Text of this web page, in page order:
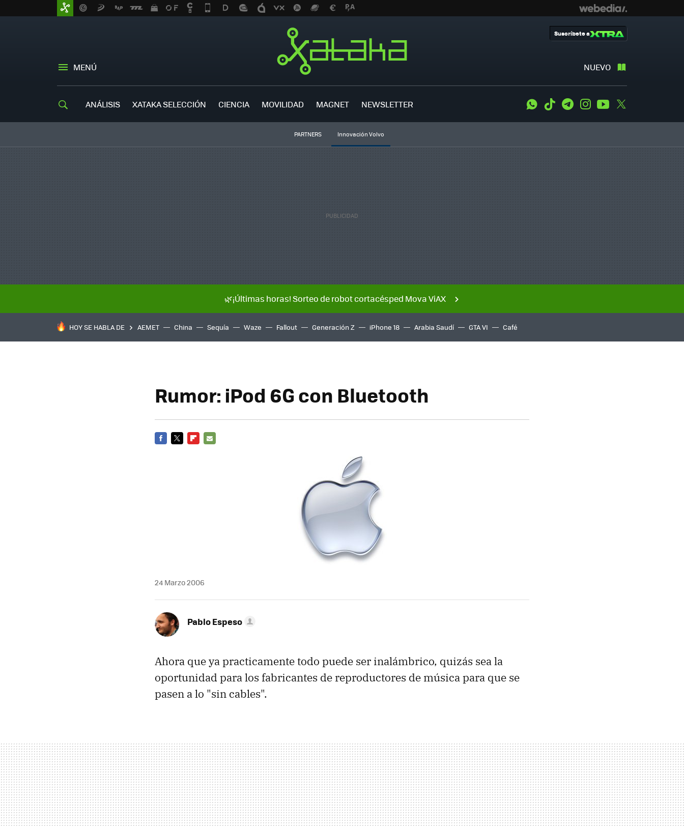
MENÚ NUEVO
Suscríbete a
ANÁLISIS XATAKA SELECCIÓN CIENCIA MOVILIDAD MAGNET NEWSLETTER WhatsApp
Tiktok TelegramInstagramYoutube
PARTNERS Innovación Volvo
🌿¡Últimas horas! Sorteo de robot cortacésped Mova ViAX
HOY SE HABLA DE AEMET China Sequía Waze Fallout Generación Z iPhone 18 Arabia Saudí GTA VI Café
Rumor: iPod 6G con Bluetooth
24 Marzo 2006
Pablo Espeso
Ahora que ya practicamente todo puede ser inalámbrico, quizás sea la
oportunidad para los fabricantes de reproductores de música para que se
pasen a lo "sin cables".